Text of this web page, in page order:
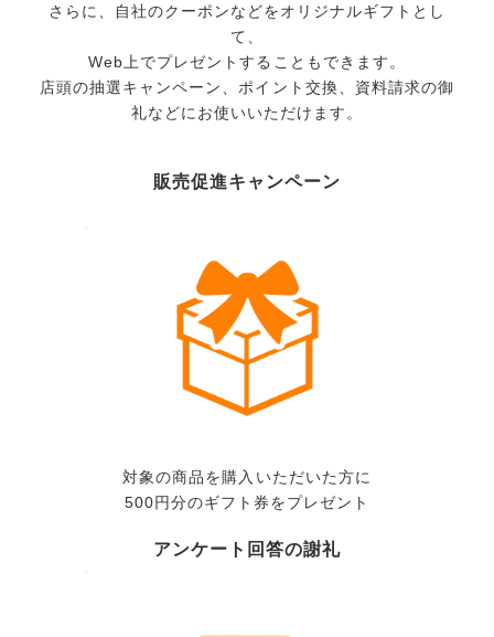
さらに、自社のクーポンなどをオリジナルギフトとし
て、
Web上でプレゼントすることもできます。
店頭の抽選キャンペーン、ポイント交換、資料請求の御
礼などにお使いいただけます。
販売促進キャンペーン
対象の商品を購入いただいた方に
500円分のギフト券をプレゼント
アンケート回答の謝礼